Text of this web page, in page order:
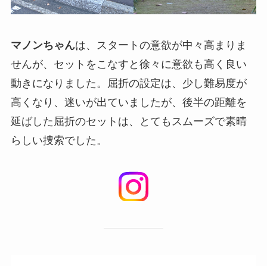
マノンちゃんは、スタートの意欲が中々高まりま
せんが、セットをこなすと徐々に意欲も高く良い
動きになりました。屈折の設定は、少し難易度が
高くなり、迷いが出ていましたが、後半の距離を
延ばした屈折のセットは、とてもスムーズで素晴
らしい捜索でした。